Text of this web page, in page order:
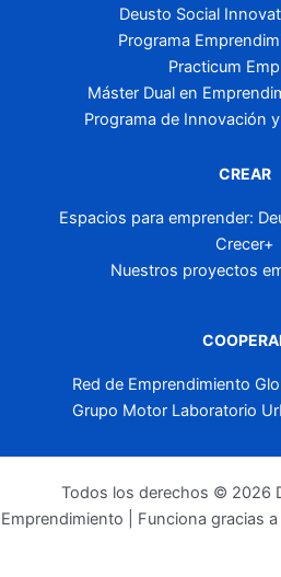
Deusto Social
Programa
Practicum
Máster Dual en
Programa de Innovación
CREAR
Espacios para emprender:
Crecer+
Nuestros proyectos
Red de Emprendimiento
Grupo Motor Laboratorio
Todos los derechos © 2026
Emprendimiento | Funciona gracias a